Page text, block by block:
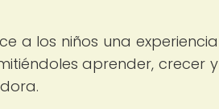
a los niños una experiencia
aprender, crecer y